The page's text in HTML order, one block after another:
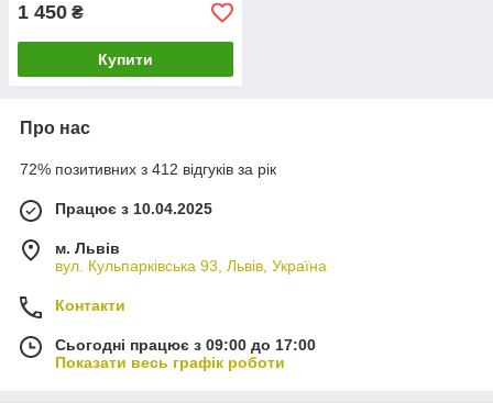
1 450 ₴
Купити
Про нас
72% позитивних з 412 відгуків за рік
Працює з 10.04.2025
м. Львів
вул. Кульпарківська 93, Львів, Україна
Контакти
Сьогодні працює з 09:00 до 17:00
Показати весь графік роботи